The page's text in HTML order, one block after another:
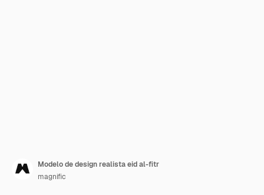
Modelo de design realista eid al-fitr
magnific